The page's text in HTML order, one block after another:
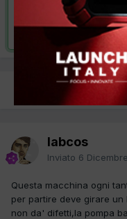
Risolta
labcos
Inviato 6
Questa macchina ogni
per partire deve girare un
non da' difetti,la pompa